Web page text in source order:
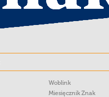
Woblink
Miesięcznik Znak